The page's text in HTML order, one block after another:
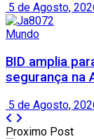
5 de Agosto,
Mundo
BID amplia
segurança na
5 de Agosto,
Proximo Post